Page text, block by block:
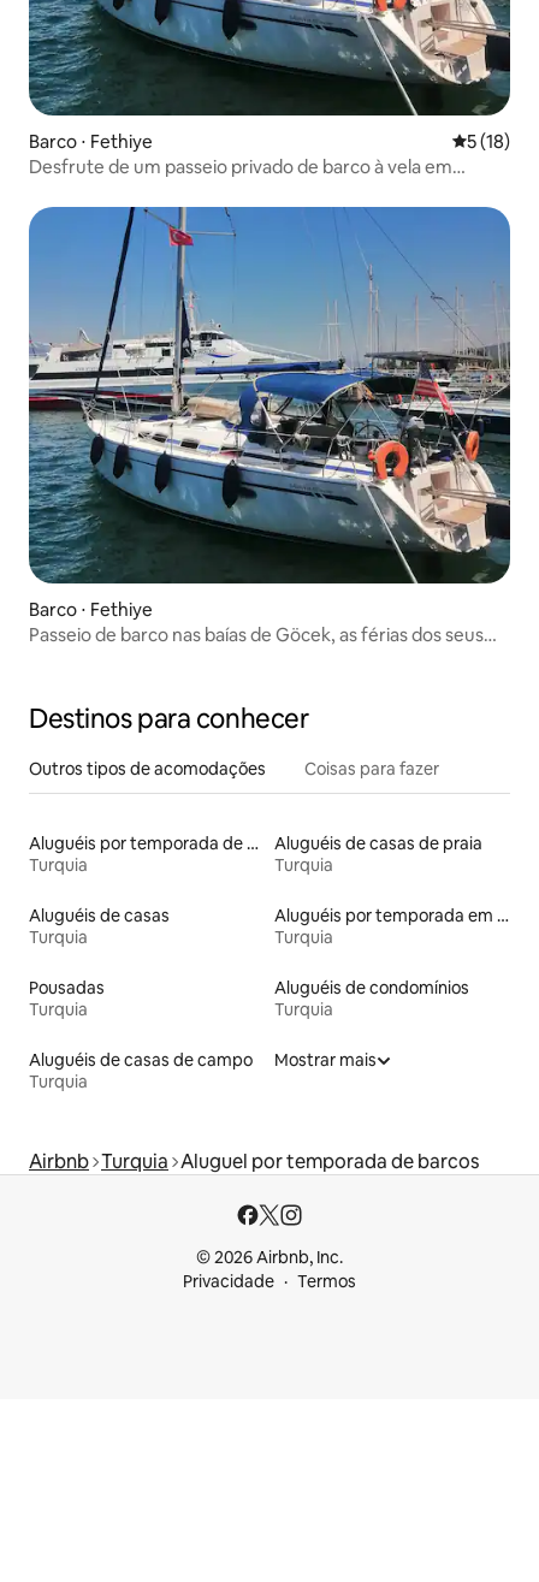
Barco ⋅ Fethiye 5 de uma
5 (18)
Desfrute de um passeio privado de barco à vela em
Barco ⋅ Fethiye
Passeio de barco nas baías de Göcek, as férias dos seus
Destinos para conhecer
Outros tipos de acomodações Coisas para fazer
Aluguéis por temporada de acomodações de luxo
Turquia
Aluguéis de casas de praia
Turquia
Aluguéis de casas
Turquia
Aluguéis por temporada em resorts
Turquia
Pousadas
Turquia
Aluguéis de condomínios
Turquia
Aluguéis de casas de campo
Turquia
Mostrar mais
Airbnb Turquia Aluguel por temporada de barcos
© 2026 Airbnb, Inc.
Privacidade
Termos